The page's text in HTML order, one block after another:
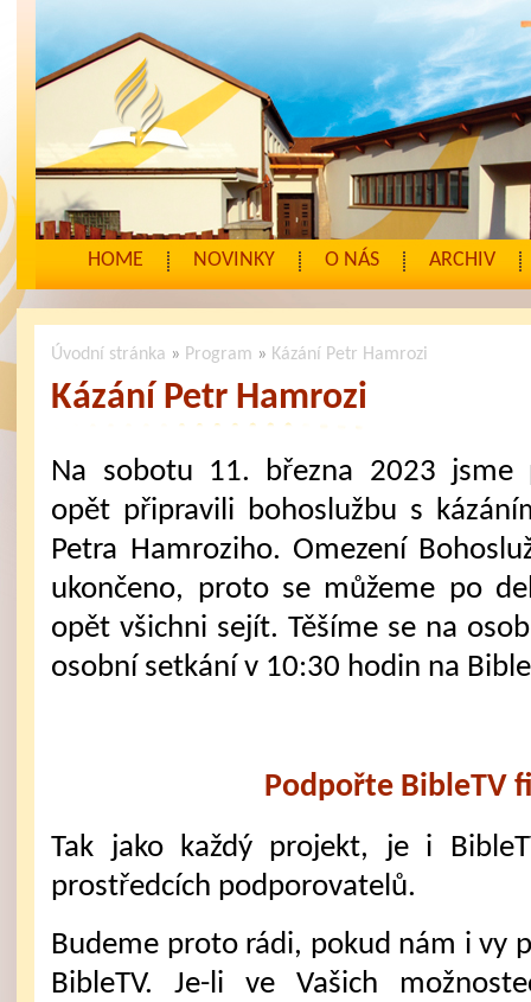
HOME NOVINKY O NÁS ARCHIV
Úvodní stránka » Program » Kázání Petr Hamrozi
Kázání Petr Hamrozi
Na sobotu 11. března 2023 jsme
opět připravili bohoslužbu s
Petra Hamroziho. Omezení
ukončeno, proto se můžeme po
opět všichni sejít. Těšíme se na
osobní setkání v 10:30 hodin na
Podpořte BibleTV
Tak jako každý projekt, je i
prostředcích podporovatelů.
Budeme proto rádi, pokud nám i vy
BibleTV. Je-li ve Vašich